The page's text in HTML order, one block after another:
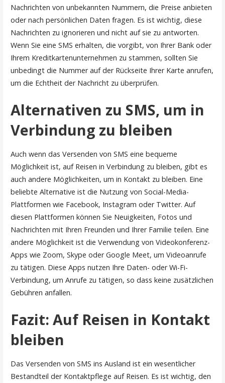
Nachrichten von unbekannten Nummern, die Preise anbieten
oder nach persönlichen Daten fragen. Es ist wichtig, diese
Nachrichten zu ignorieren und nicht auf sie zu antworten.
Wenn Sie eine SMS erhalten, die vorgibt, von Ihrer Bank oder
Ihrem Kreditkartenunternehmen zu stammen, sollten Sie
unbedingt die Nummer auf der Rückseite Ihrer Karte anrufen,
um die Echtheit der Nachricht zu überprüfen.
Alternativen zu SMS, um in
Verbindung zu bleiben
Auch wenn das Versenden von SMS eine bequeme
Möglichkeit ist, auf Reisen in Verbindung zu bleiben, gibt es
auch andere Möglichkeiten, um in Kontakt zu bleiben. Eine
beliebte Alternative ist die Nutzung von Social-Media-
Plattformen wie Facebook, Instagram oder Twitter. Auf
diesen Plattformen können Sie Neuigkeiten, Fotos und
Nachrichten mit Ihren Freunden und Ihrer Familie teilen. Eine
andere Möglichkeit ist die Verwendung von Videokonferenz-
Apps wie Zoom, Skype oder Google Meet, um Videoanrufe
zu tätigen. Diese Apps nutzen Ihre Daten- oder Wi-Fi-
Verbindung, um Anrufe zu tätigen, so dass keine zusätzlichen
Gebühren anfallen.
Fazit: Auf Reisen in Kontakt
bleiben
Das Versenden von SMS ins Ausland ist ein wesentlicher
Bestandteil der Kontaktpflege auf Reisen. Es ist wichtig, den